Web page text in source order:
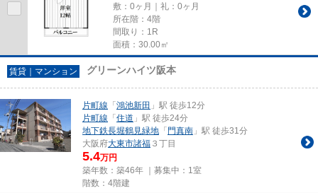
敷：0ヶ月｜礼：0ヶ月
所在階：4階
間取り：1R
面積：30.00㎡
賃貸｜マンション グリーンハイツ阪本
片町線 「 鴻池新田 」駅 徒歩12分
片町線 「 住道 」駅 徒歩24分
地下鉄長堀鶴見緑地 「 門真南 」駅 徒歩31分
大阪府大東市諸福 ３丁目
5.4万円
築年数：築46年 ｜募集中： 1室
階数：4階建